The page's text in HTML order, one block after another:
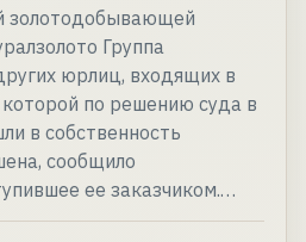
золотодобывающей
Группа
юрлиц, входящих в
по решению суда в
в собственность
сообщило
ее заказчиком.…